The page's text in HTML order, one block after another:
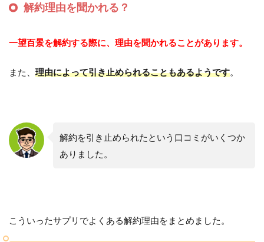
解約理由を聞かれる？
一望百景を解約する際に、理由を聞かれることがあります。
また、 理由によって引き止められることもあるようです。
解約を引き止められたという口コミがいくつか
ありました。
こういったサプリでよくある解約理由をまとめました。